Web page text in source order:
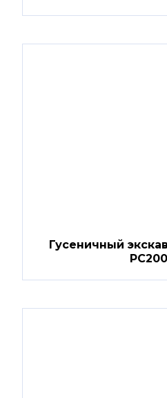
Гусеничный